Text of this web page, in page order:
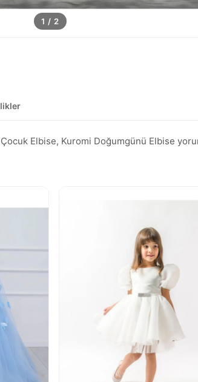
1 / 2
Elbise, Kuromi Doğumgünü Elbise